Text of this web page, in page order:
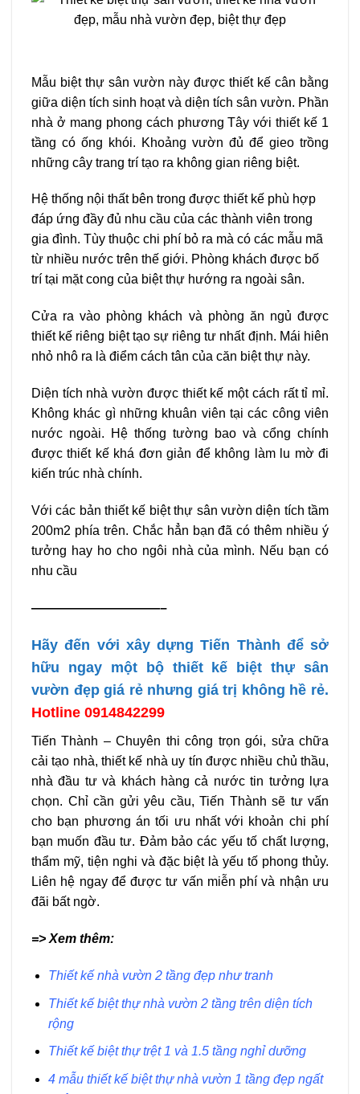
Mẫu biệt thự sân vườn này được thiết kế cân bằng
giữa diện tích sinh hoạt và diện tích sân vườn. Phần
nhà ở mang phong cách phương Tây với thiết kế 1
tầng có ống khói. Khoảng vườn đủ để gieo trồng
những cây trang trí tạo ra không gian riêng biệt.
Hệ thống nội thất bên trong được thiết kế phù hợp
đáp ứng đầy đủ nhu cầu của các thành viên trong
gia đình. Tùy thuộc chi phí bỏ ra mà có các mẫu mã
từ nhiều nước trên thế giới. Phòng khách được bố
trí tại mặt cong của biệt thự hướng ra ngoài sân.
Cửa ra vào phòng khách và phòng ăn ngủ được
thiết kế riêng biệt tạo sự riêng tư nhất định. Mái hiên
nhỏ nhô ra là điểm cách tân của căn biệt thự này.
Diện tích nhà vườn được thiết kế một cách rất tỉ mỉ.
Không khác gì những khuân viên tại các công viên
nước ngoài. Hệ thống tường bao và cổng chính
được thiết kế khá đơn giản để không làm lu mờ đi
kiến trúc nhà chính.
Với các bản thiết kế biệt thự sân vườn diện tích tầm
200m2 phía trên. Chắc hẳn bạn đã có thêm nhiều ý
tưởng hay ho cho ngôi nhà của mình. Nếu bạn có
nhu cầu
——————————–
Hãy đến với xây dựng Tiến Thành để sở
hữu ngay một bộ thiết kế biệt thự sân
vườn đẹp giá rẻ nhưng giá trị không hề rẻ.
Hotline 0914842299
Tiến Thành – Chuyên thi công trọn gói, sửa chữa
cải tạo nhà, thiết kế nhà uy tín được nhiều chủ thầu,
nhà đầu tư và khách hàng cả nước tin tưởng lựa
chọn. Chỉ cần gửi yêu cầu, Tiến Thành sẽ tư vấn
cho bạn phương án tối ưu nhất với khoản chi phí
bạn muốn đầu tư. Đảm bảo các yếu tố chất lượng,
thẩm mỹ, tiện nghi và đặc biệt là yếu tố phong thủy.
Liên hệ ngay để được tư vấn miễn phí và nhận ưu
đãi bất ngờ.
=> Xem thêm:
Thiết kế nhà vườn 2 tầng đẹp như tranh
Thiết kế biệt thự nhà vườn 2 tầng trên diện tích
rộng
Thiết kế biệt thự trệt 1 và 1.5 tầng nghỉ dưỡng
4 mẫu thiết kế biệt thự nhà vườn 1 tầng đẹp ngất